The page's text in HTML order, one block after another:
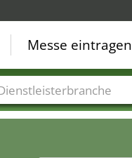
Messe eintragen